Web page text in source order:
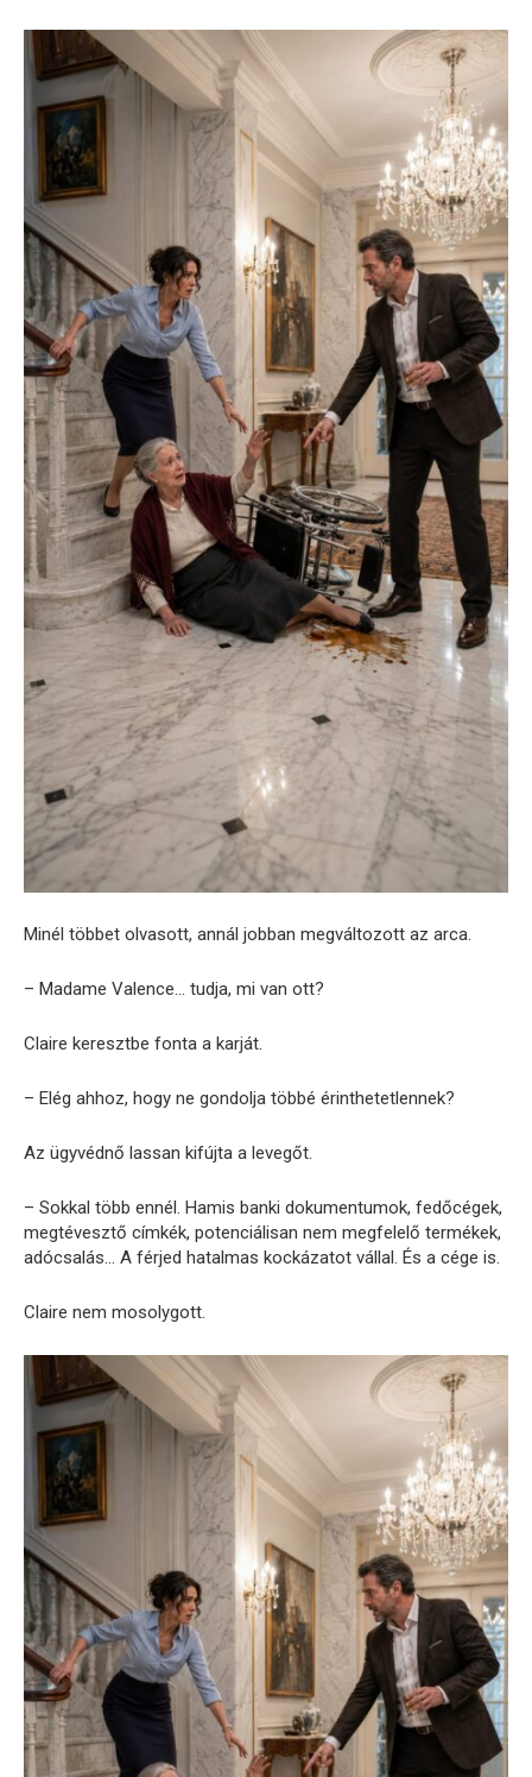
Minél többet olvasott, annál jobban megváltozott az arca.
– Madame Valence… tudja, mi van ott?
Claire keresztbe fonta a karját.
– Elég ahhoz, hogy ne gondolja többé érinthetetlennek?
Az ügyvédnő lassan kifújta a levegőt.
– Sokkal több ennél. Hamis banki dokumentumok, fedőcégek,
megtévesztő címkék, potenciálisan nem megfelelő termékek,
adócsalás… A férjed hatalmas kockázatot vállal. És a cége is.
Claire nem mosolygott.